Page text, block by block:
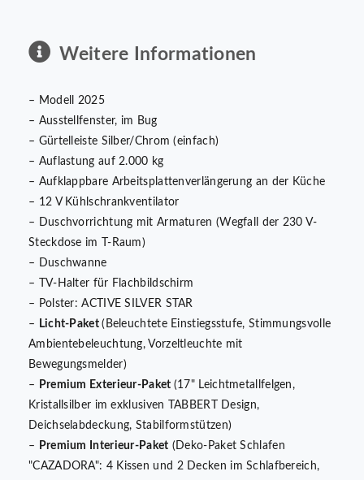
Weitere Informationen
– Modell 2025
– Ausstellfenster, im Bug
– Gürtelleiste Silber/Chrom (einfach)
– Auflastung auf 2.000 kg
– Aufklappbare Arbeitsplattenverlängerung an der Küche
– 12 V Kühlschrankventilator
– Duschvorrichtung mit Armaturen (Wegfall der 230 V-
Steckdose im T-Raum)
– Duschwanne
– TV-Halter für Flachbildschirm
– Polster: ACTIVE SILVER STAR
–
Licht-Paket(Beleuchtete Einstiegsstufe, Stimmungsvolle
Ambientebeleuchtung, Vorzeltleuchte mit
Bewegungsmelder)
–
Premium Exterieur-Paket (17" Leichtmetallfelgen,
Kristallsilber im exklusiven TABBERT Design,
Deichselabdeckung, Stabilformstützen)
–
Premium Interieur-Paket (Deko-Paket Schlafen
"CAZADORA": 4 Kissen und 2 Decken im Schlafbereich,